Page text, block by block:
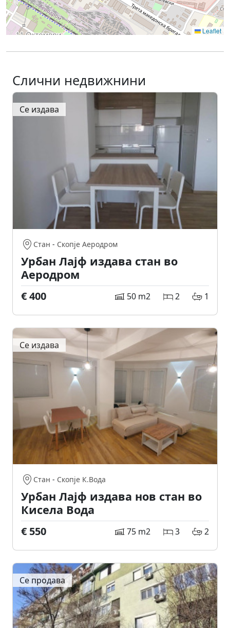
Leaflet
Слични недвижнини
Се издава
Стан - Скопје Аеродром
Урбан Лајф издава стан во
Аеродром
€ 400 50 m2 2 1
Се издава
Стан - Скопје К.Вода
Урбан Лајф издава нов стан во
Кисела Вода
€ 550 75 m2 3 2
Се продава